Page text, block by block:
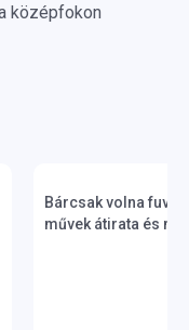
középfokon
Bárcsak volna
művek átirata és